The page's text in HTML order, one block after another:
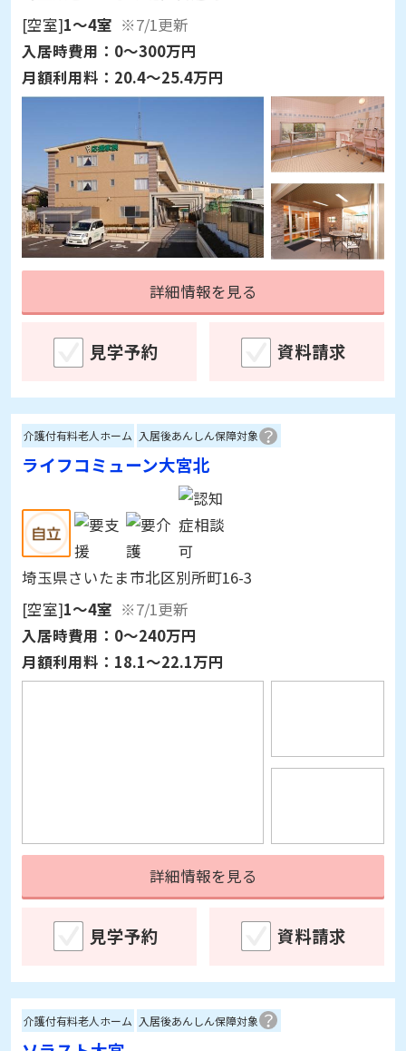
月額利用料： 20.4～25.4万円
詳細情報を見る
見学予約
ライフコミューン大宮北
埼玉県さいたま市北区別所町16-3
[空室]1～4室
※7/1更新
入居時費用： 0～240万円
月額利用料： 18.1～22.1万円
見学予約
ソラスト大宮